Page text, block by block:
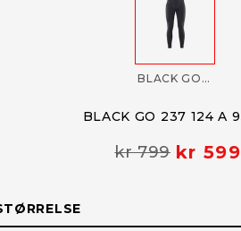
BLACK GO 237 124 A 950A
BLACK GO 237 124 A
kr 799 kr 599